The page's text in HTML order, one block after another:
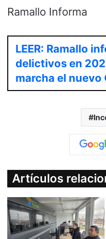
Ramallo Informa
LEER: Ramallo
delictivos en
marcha el nuevo
Artículos